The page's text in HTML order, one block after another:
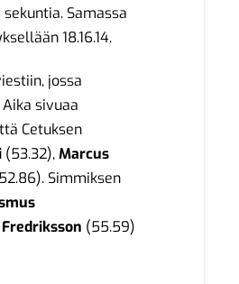
Samassa
18.16.14.
jossa
sivuaa
Cetuksen
(53.32),Marcus
Simmiksen
(55.59)